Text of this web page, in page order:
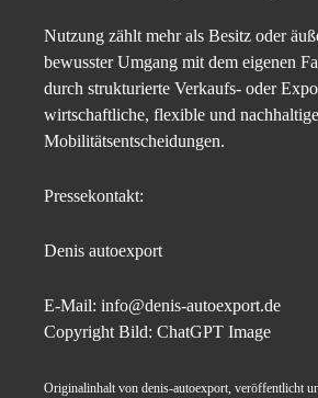
Nutzung zählt mehr als Besitz oder
bewusster Umgang mit dem eigenen
durch strukturierte Verkaufs- oder
wirtschaftliche, flexible und nachhaltige
Mobilitätsentscheidungen.
Pressekontakt:
Denis autoexport
E-Mail: info@denis-autoexport.de
Copyright Bild: ChatGPT Image
Originalinhalt von denis-autoexport, veröffentlicht